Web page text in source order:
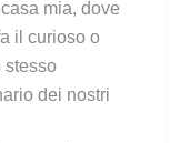
mia, dove
il curioso o
stesso
dei nostri